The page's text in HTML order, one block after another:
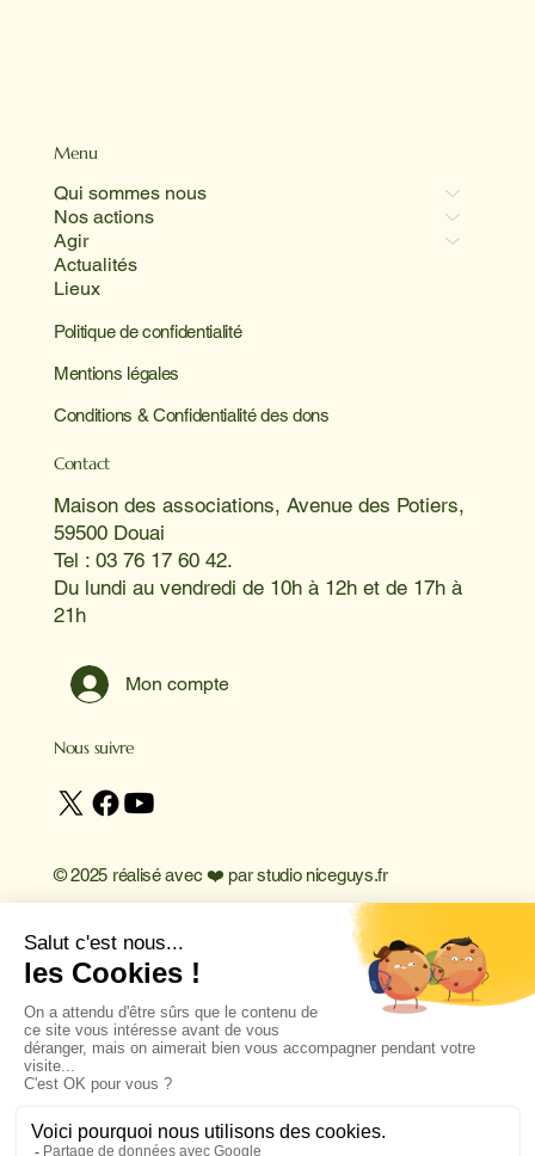
Menu
Qui sommes nous
Nos actions
Agir
Actualités
Lieux
Politique de confidentialité
Mentions légales
Conditions & Confidentialité des dons
Contact
Maison des associations, Avenue des Potiers,
59500 Douai
Tel : 03 76 17 60 42.
Du lundi au vendredi de 10h à 12h et de 17h à
21h
Mon compte
Nous suivre
© 2025 réalisé avec ❤️ parstudio niceguys.fr